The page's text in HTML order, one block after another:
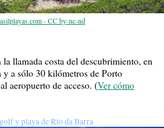
- CC by-nc-nd
la llamada costa del descubrimiento, en
y a sólo 30 kilómetros de Porto
aeropuerto de acceso. (Ver cómo
y playa de Río da Barra